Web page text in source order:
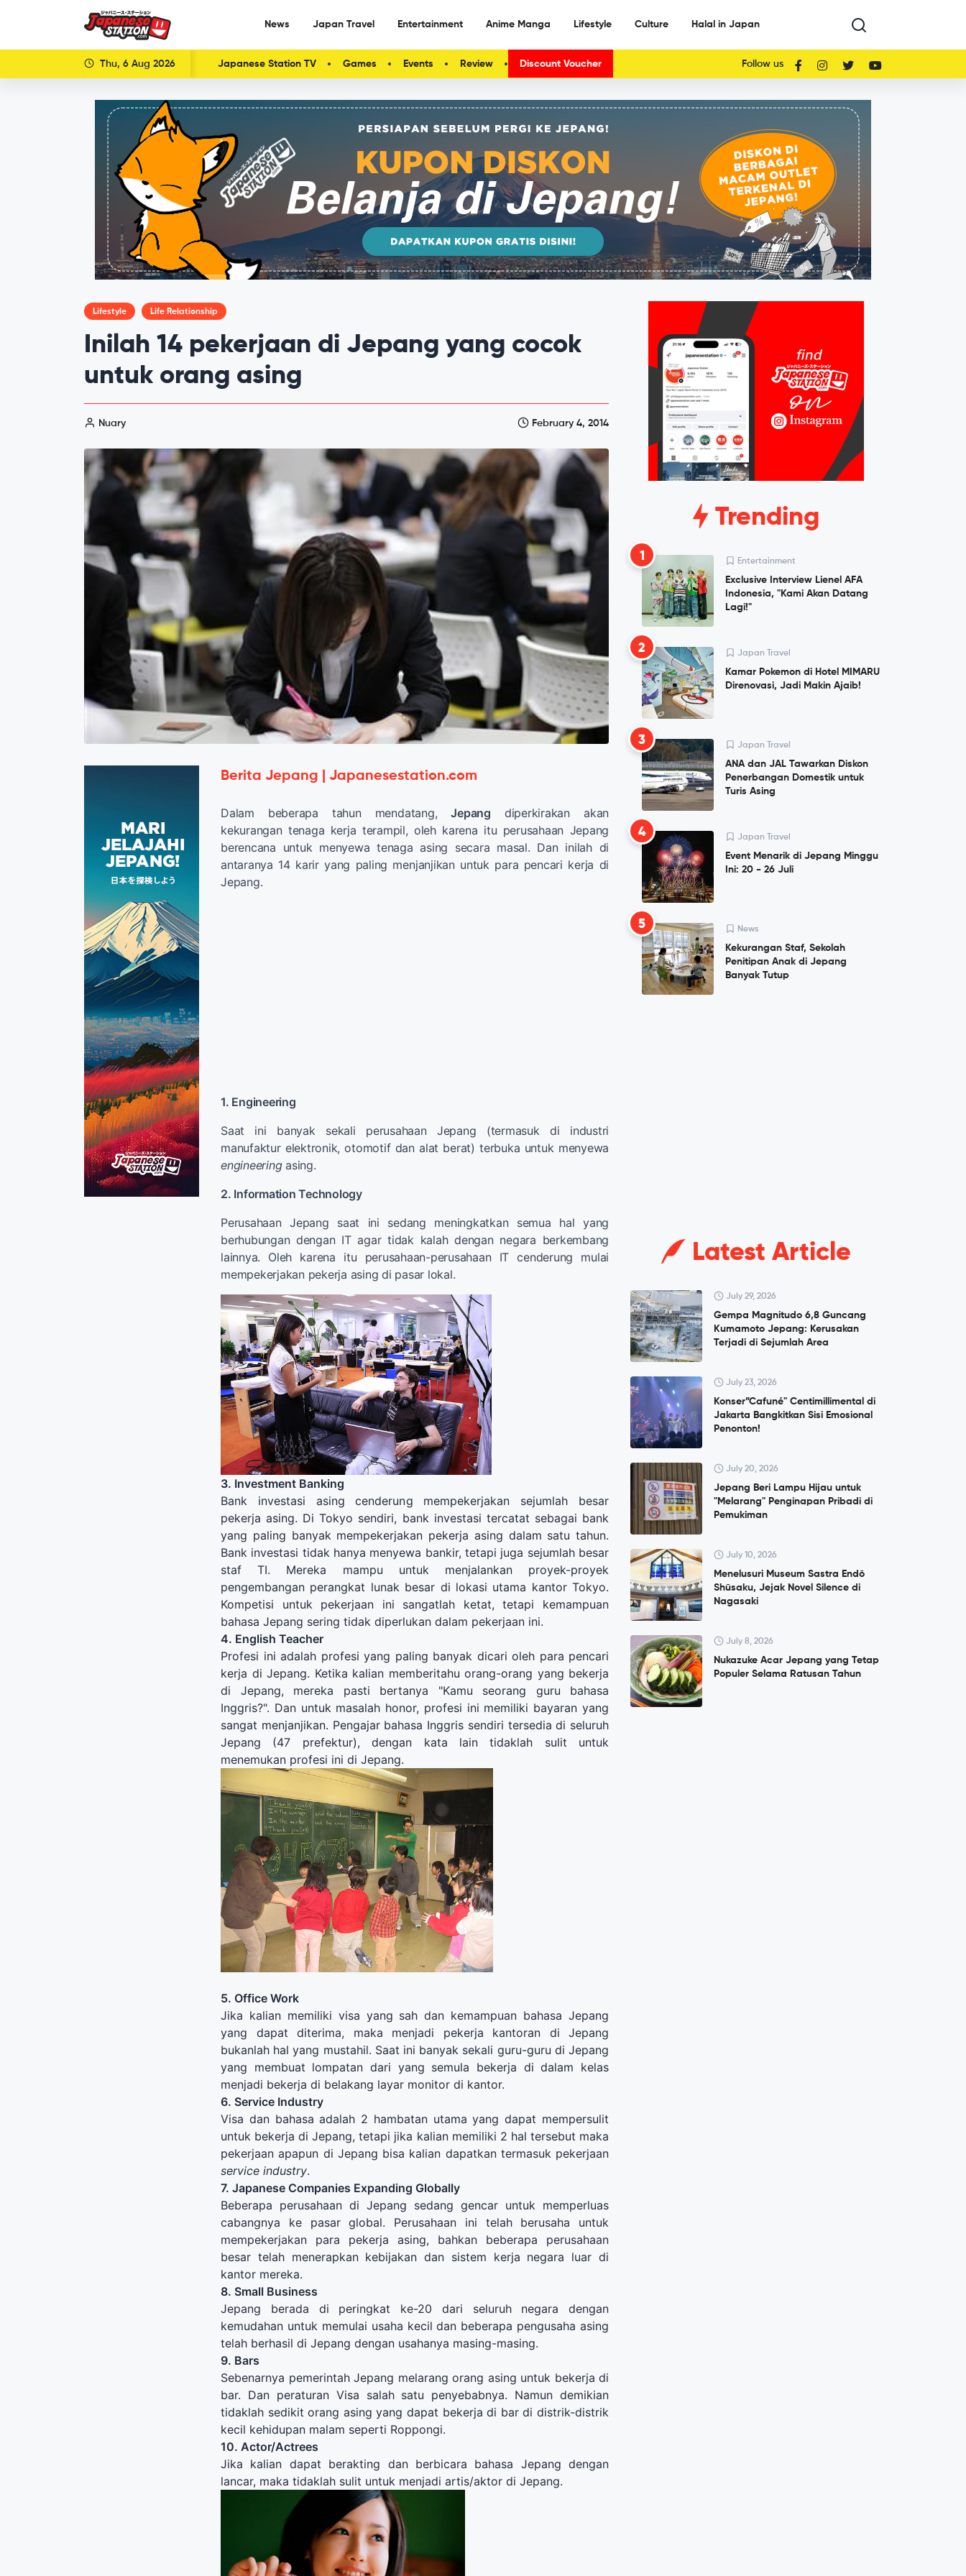
News Japan Travel Entertainment Anime Manga Lifestyle Culture Halal in Japan
Thu, 6 Aug 2026 Japanese Station TV Games Events Review Discount Voucher Follow us
Lifestyle Life Relationship
Inilah 14 pekerjaan di Jepang yang cocok
untuk orang asing
Nuary February 4, 2014
Berita Jepang | Japanesestation.com
Dalam beberapa tahun mendatang,Jepang diperkirakan akan
kekurangan tenaga kerja terampil, oleh karena itu perusahaan Jepang
berencana untuk menyewa tenaga asing secara masal. Dan inilah di
antaranya 14 karir yang paling menjanjikan untuk para pencari kerja di
Jepang.
1. Engineering
Saat ini banyak sekali perusahaan Jepang (termasuk di industri
manufaktur elektronik, otomotif dan alat berat) terbuka untuk menyewa
engineeringasing.
2. Information Technology
Perusahaan Jepang saat ini sedang meningkatkan semua hal yang
berhubungan dengan IT agar tidak kalah dengan negara berkembang
lainnya. Oleh karena itu perusahaan-perusahaan IT cenderung mulai
mempekerjakan pekerja asing di pasar lokal.
3. Investment Banking
Bank investasi asing cenderung mempekerjakan sejumlah besar
pekerja asing. Di Tokyo sendiri, bank investasi tercatat sebagai bank
yang paling banyak mempekerjakan pekerja asing dalam satu tahun.
Bank investasi tidak hanya menyewa bankir, tetapi juga sejumlah besar
staf TI. Mereka mampu untuk menjalankan
proyek-proyek
pengembangan perangkat lunak besar di lokasi utama kantor Tokyo.
Kompetisi untuk pekerjaan ini sangatlah ketat, tetapi kemampuan
bahasa Jepang sering tidak diperlukan dalam pekerjaan ini.
4. English Teacher
Profesi ini adalah profesi yang paling banyak dicari oleh para pencari
kerja di Jepang. Ketika kalian memberitahu orang-orang yang bekerja
di Jepang, mereka pasti bertanya "Kamu seorang guru bahasa
Inggris?". Dan untuk masalah honor, profesi ini memiliki bayaran yang
sangat menjanjikan. Pengajar bahasa Inggris sendiri tersedia di seluruh
Jepang (47 prefektur), dengan kata lain tidaklah sulit untuk
menemukan profesi ini di Jepang.
5. Office Work
Jika kalian memiliki visa yang sah dan kemampuan bahasa Jepang
yang dapat diterima, maka menjadi pekerja kantoran di Jepang
bukanlah hal yang mustahil. Saat ini banyak sekali guru-guru di Jepang
yang membuat lompatan dari yang semula bekerja di dalam kelas
menjadi bekerja di belakang layar monitor di kantor.
6. Service Industry
Visa dan bahasa adalah 2 hambatan utama yang dapat mempersulit
untuk bekerja di Jepang, tetapi jika kalian memiliki 2 hal tersebut maka
pekerjaan apapun di Jepang bisa kalian dapatkan termasuk pekerjaan
service industry.
7. Japanese Companies Expanding Globally
Beberapa perusahaan di Jepang sedang gencar untuk memperluas
cabangnya ke pasar global. Perusahaan ini telah berusaha untuk
mempekerjakan para pekerja asing, bahkan beberapa perusahaan
besar telah menerapkan kebijakan dan sistem kerja negara luar di
kantor mereka.
8. Small Business
Jepang
berada di peringkat ke-20 dari seluruh negara
dengan
kemudahan untuk memulai usaha kecil dan beberapa pengusaha asing
telah berhasil di Jepang dengan usahanya masing-masing.
9. Bars
Sebenarnya pemerintah Jepang melarang orang asing untuk bekerja di
bar. Dan peraturan Visa salah satu penyebabnya. Namun demikian
tidaklah sedikit orang asing yang dapat bekerja di bar di distrik-distrik
kecil kehidupan malam seperti Roppongi.
10. Actor/Actrees
Jika kalian dapat berakting dan berbicara bahasa Jepang dengan
lancar, maka tidaklah sulit untuk menjadi artis/aktor di Jepang.
Trending
1 Entertainment
Exclusive Interview Lienel AFA
Indonesia, "Kami Akan Datang
Lagi!"
2 Japan Travel
Kamar Pokemon di Hotel MIMARU
Direnovasi, Jadi Makin Ajaib!
3 Japan Travel
ANA dan JAL Tawarkan Diskon
Penerbangan Domestik untuk
Turis Asing
4 Japan Travel
Event Menarik di Jepang Minggu
Ini: 20 - 26 Juli
5 News
Kekurangan Staf, Sekolah
Penitipan Anak di Jepang
Banyak Tutup
Latest Article
July 29, 2026
Gempa Magnitudo 6,8 Guncang
Kumamoto Jepang: Kerusakan
Terjadi di Sejumlah Area
July 23, 2026
Konser”Cafuné" Centimillimental di
Jakarta Bangkitkan Sisi Emosional
Penonton!
July 20, 2026
Jepang Beri Lampu Hijau untuk
"Melarang" Penginapan Pribadi di
Pemukiman
July 10, 2026
Menelusuri Museum Sastra Endō
Shūsaku, Jejak Novel Silence di
Nagasaki
July 8, 2026
Nukazuke Acar Jepang yang Tetap
Populer Selama Ratusan Tahun